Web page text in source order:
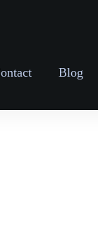
Blog